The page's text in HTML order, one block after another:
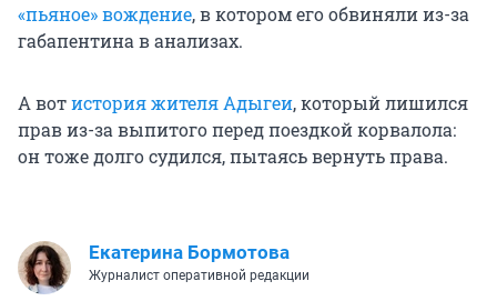
«пьяное» вождение, в котором его обвиняли из-за
габапентина в анализах.
А вотистория жителя Адыгеи, который лишился
прав из-за выпитого перед поездкой корвалола:
он тоже долго судился, пытаясь вернуть права.
Екатерина Бормотова
Журналист оперативной редакции